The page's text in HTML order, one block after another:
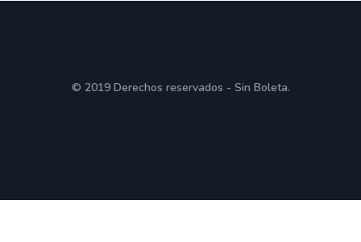
© 2019 Derechos reservados - Sin Boleta.